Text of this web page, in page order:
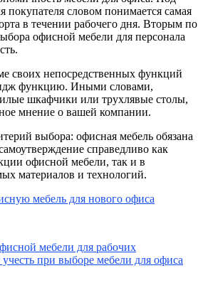
словом понимается самая
в течении рабочего дня. Вторым по
офисной мебели для персонала
своих непосредственных функций
функцию. Иными словами,
шкафчики или трухлявые столы,
мнение о вашей компании.
выбора: офисная мебель обязана
справедливо как
офисной мебели, так и в
материалов и технологий.
мебель для нового офиса
мебели для рабочих
учесть при выборе мебели для офиса